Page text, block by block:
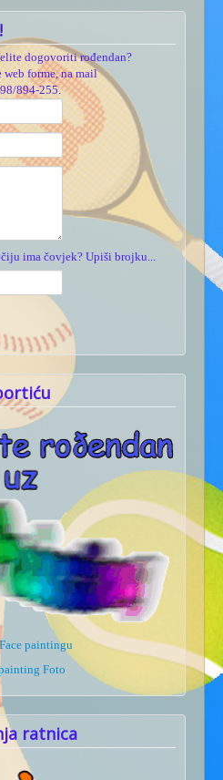
dogovoriti rođendan?
forme, na mail
894-255.
ima čovjek? Upiši brojku...
paintingu
Foto
ratnica